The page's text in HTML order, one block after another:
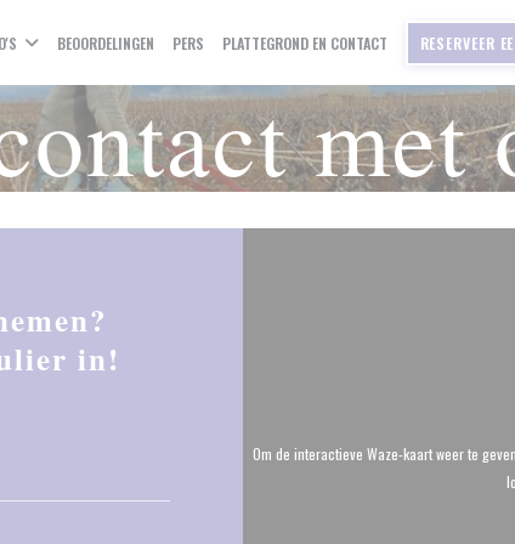
BEOORDELINGEN PERS PLATTEGROND EN CONTACT RESERVEER
met
in!
Om de interactieve Waze-kaart weer te